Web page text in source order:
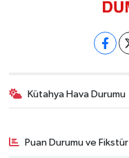
Kütahya Hava Durumu
Puan Durumu ve Fikstür